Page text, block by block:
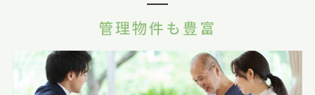
管理物件も豊富